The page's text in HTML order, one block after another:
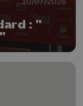
: "